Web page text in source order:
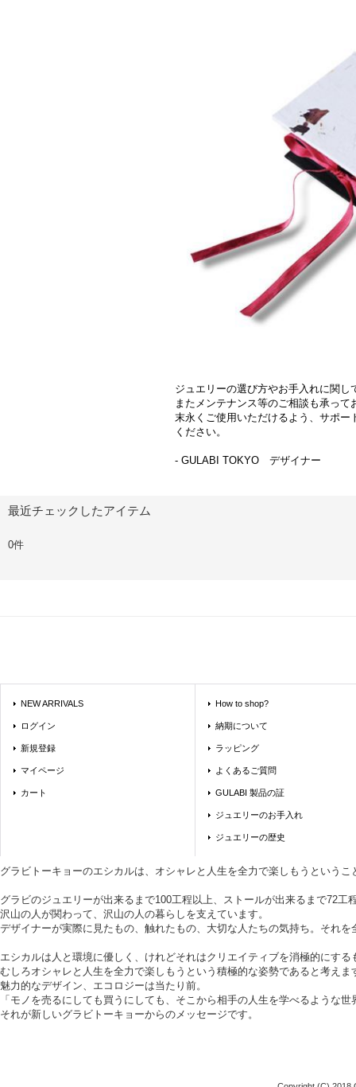
ジュエリーの選び方やお手入れに関
またメンテナンス等のご相談も承って
末永くご使用いただけるよう、サポ
ください。
- GULABI TOKYO デザイナー
最近チェックしたアイテム
0件
NEW ARRIVALS
ログイン
新規登録
マイページ
カート
How to shop?
納期について
ラッピング
よくあるご質問
GULABI 製品の証
ジュエリーのお手入れ
ジュエリーの歴史
グラビトーキョーのエシカルは、オシャレと人生を全力で楽しもうというこ
グラビのジュエリーが出来るまで100工程以上、ストールが出来るまで72工
沢山の人が関わって、沢山の人の暮らしを支えています。
デザイナーが実際に見たもの、触れたもの、大切な人たちの気持ち。それ
エシカルは人と環境に優しく、けれどそれはクリエイティブを消極的にす
むしろオシャレと人生を全力で楽しもうという積極的な姿勢であると考えま
魅力的なデザイン、エコロジーは当たり前。
「モノを売るにしても買うにしても、そこから相手の人生を学べるような
それが新しいグラビトーキョーからのメッセージです。